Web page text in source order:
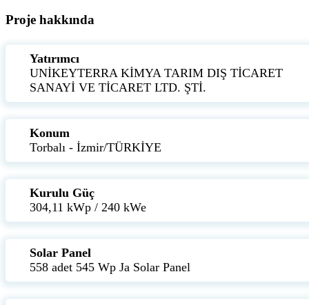
Proje hakkında
Yatırımcı
UNİKEYTERRA KİMYA TARIM DIŞ TİCARET
SANAYİ VE TİCARET LTD. ŞTİ.
Konum
Torbalı - İzmir/TÜRKİYE
Kurulu Güç
304,11 kWp / 240 kWe
Solar Panel
558 adet 545 Wp Ja Solar Panel